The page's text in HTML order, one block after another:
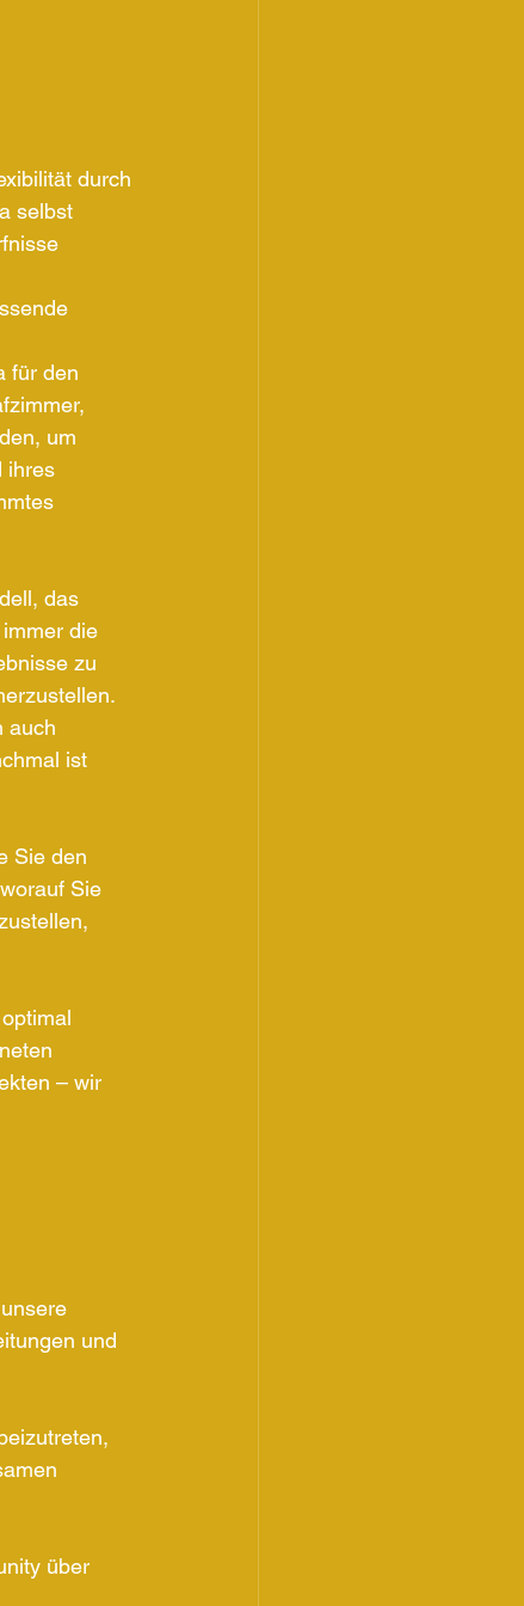
durch
selbst
für den
um
ihres
das
die
zu
auch
ist
Sie den
Sie
– wir
und
über